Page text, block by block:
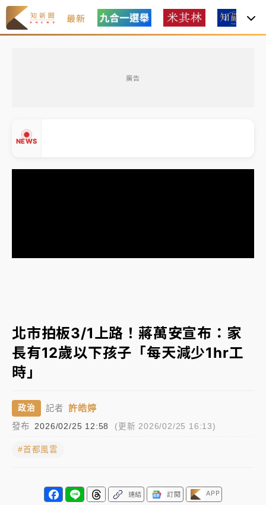
最新
廣告
NEWS
有片｜
連根拔起
中颱白海豚風雨來了！中部以北防豪雨 今晚、明天影
連根拔起
中颱白海豚風雨來了！中部以北防豪雨 今晚、明天影
響最劇烈
白海豚逼近！北市水門只出不進 未移置車輛最高罰
4800＋拖吊費
北市拍板3/1上路！蔣萬安宣布：家
長有12歲以下孩子「每天減少1hr工
時」
政治 記者 許皓婷
發布 2026/02/25 12:58 (更新 2026/02/25 16:13)
#首都風雲
連結 訂閱 APP